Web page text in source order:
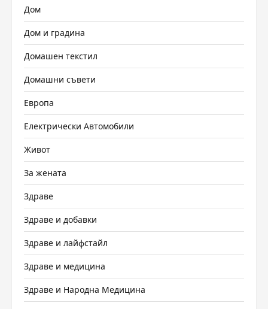
Дом
Дом и градина
Домашен текстил
Домашни съвети
Европа
Електрически Автомобили
Живот
За жената
Здраве
Здраве и добавки
Здраве и лайфстайл
Здраве и медицина
Здраве и Народна Медицина